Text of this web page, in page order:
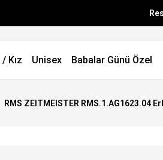
/ Kız Unisex Babalar Günü Özel
RMS ZEITMEISTER RMS.1.AG1623.04